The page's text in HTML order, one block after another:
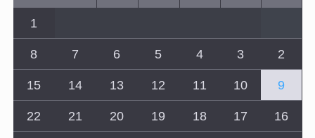
8
9
10
11
12
13
14
15
16
17
18
19
20
21
22
23
24
25
26
27
28
29